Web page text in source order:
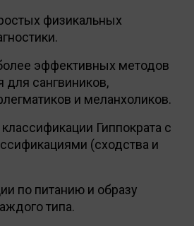
физикальных
эффективных методов
для сангвиников,
и меланхоликов.
Гиппократа с
(сходства и
по питанию и образу
типа.